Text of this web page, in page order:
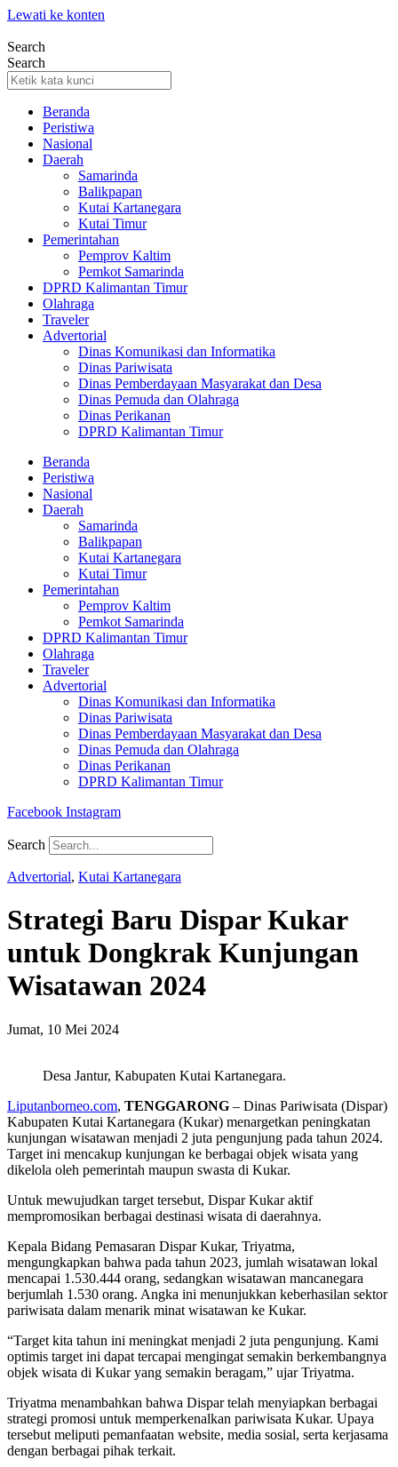
Lewati ke konten
Search
Search
Beranda
Peristiwa
Nasional
Daerah
Samarinda
Balikpapan
Kutai Kartanegara
Kutai Timur
Pemerintahan
Pemprov Kaltim
Pemkot Samarinda
DPRD Kalimantan Timur
Olahraga
Traveler
Advertorial
Dinas Komunikasi dan Informatika
Dinas Pariwisata
Dinas Pemberdayaan Masyarakat dan Desa
Dinas Pemuda dan Olahraga
Dinas Perikanan
DPRD Kalimantan Timur
Beranda
Peristiwa
Nasional
Daerah
Samarinda
Balikpapan
Kutai Kartanegara
Kutai Timur
Pemerintahan
Pemprov Kaltim
Pemkot Samarinda
DPRD Kalimantan Timur
Olahraga
Traveler
Advertorial
Dinas Komunikasi dan Informatika
Dinas Pariwisata
Dinas Pemberdayaan Masyarakat dan Desa
Dinas Pemuda dan Olahraga
Dinas Perikanan
DPRD Kalimantan Timur
Facebook Instagram
Search
Advertorial, Kutai Kartanegara
Strategi Baru Dispar Kukar
untuk Dongkrak Kunjungan
Wisatawan 2024
Jumat, 10 Mei 2024
Desa Jantur, Kabupaten Kutai Kartanegara.
Liputanborneo.com, TENGGARONG – Dinas Pariwisata (Dispar)
Kabupaten Kutai Kartanegara (Kukar) menargetkan peningkatan
kunjungan wisatawan menjadi 2 juta pengunjung pada tahun 2024.
Target ini mencakup kunjungan ke berbagai objek wisata yang
dikelola oleh pemerintah maupun swasta di Kukar.
Untuk mewujudkan target tersebut, Dispar Kukar aktif
mempromosikan berbagai destinasi wisata di daerahnya.
Kepala Bidang Pemasaran Dispar Kukar, Triyatma,
mengungkapkan bahwa pada tahun 2023, jumlah wisatawan lokal
mencapai 1.530.444 orang, sedangkan wisatawan mancanegara
berjumlah 1.530 orang. Angka ini menunjukkan keberhasilan sektor
pariwisata dalam menarik minat wisatawan ke Kukar.
“Target kita tahun ini meningkat menjadi 2 juta pengunjung. Kami
optimis target ini dapat tercapai mengingat semakin berkembangnya
objek wisata di Kukar yang semakin beragam,” ujar Triyatma.
Triyatma menambahkan bahwa Dispar telah menyiapkan berbagai
strategi promosi untuk memperkenalkan pariwisata Kukar. Upaya
tersebut meliputi pemanfaatan website, media sosial, serta kerjasama
dengan berbagai pihak terkait.